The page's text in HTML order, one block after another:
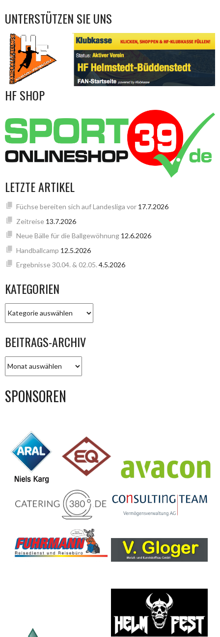
UNTERSTÜTZEN SIE UNS
HF SHOP
LETZTE ARTIKEL
Füchse bereiten sich auf Landesliga vor 17.7.2026
Zeitreise 13.7.2026
Neue Bälle für die Ballgewöhnung 12.6.2026
Handballcamp 12.5.2026
Ergebnisse 30.04. & 02.05. 4.5.2026
KATEGORIEN
BEITRAGS-ARCHIV
ARCHIV
SPONSOREN